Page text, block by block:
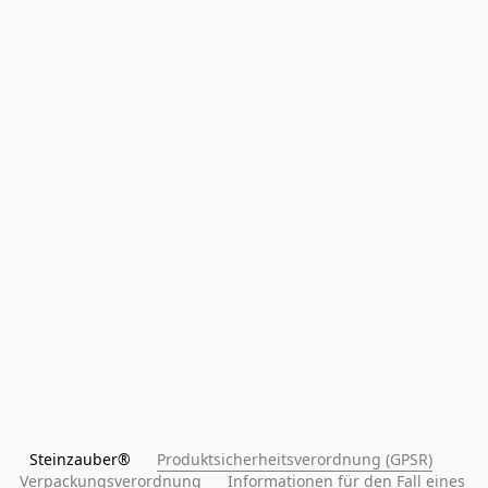
Steinzauber® Produktsicherheitsverordnung (GPSR)
Verpackungsverordnung
Informationen für den Fall eines